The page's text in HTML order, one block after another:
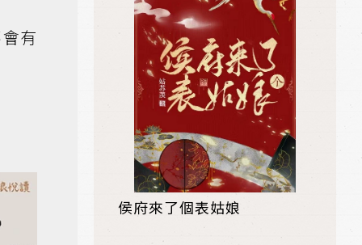
有
侯府來了個表姑娘